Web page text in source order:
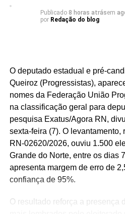
Publicado 8 horas atrásem
por Redação do blog
O deputado estadual e pré-
Queiroz (Progressistas),
nomes da Federação União
na classificação geral para
pesquisa Exatus/Agora RN,
sexta-feira (7). O levantamento,
RN-02620/2026, ouviu 1.500
Grande do Norte, entre os dias
apresenta margem de erro de
confiança de 95%.
O resultado reforça a presença